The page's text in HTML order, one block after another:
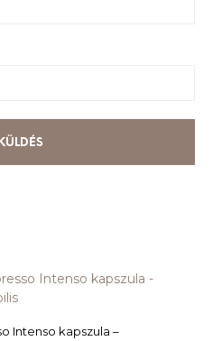
Intenso kapszula –